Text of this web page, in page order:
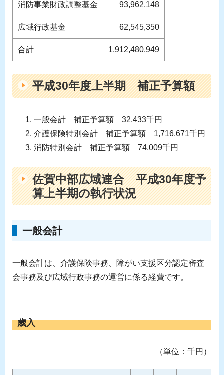
消防事業財政調整基金 93,962,148
広域行政基金 62,545,350
合計 1,912,480,949
平成30年度上半期 補正予算額
一般会計 補正予算額 32,433千円
介護保険特別会計 補正予算額 1,716,671千円
消防特別会計 補正予算額 74,009千円
佐賀中部広域連合 平成30年度予
算上半期の執行状況
一般会計
一般会計は、介護保険事務、障がい支援区分認定審査
会事務及び広域行政事務の運営に係る経費です。
歳入
（単位：千円）